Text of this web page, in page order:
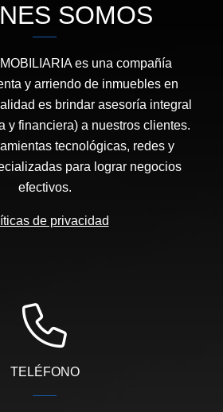
SOMOS
es una compañía
y arriendo de inmuebles en
es brindar asesoría integral
y financiera) a nuestros clientes.
tecnológicas, redes y
para lograr negocios
efectivos.
de privacidad
TELÉFONO